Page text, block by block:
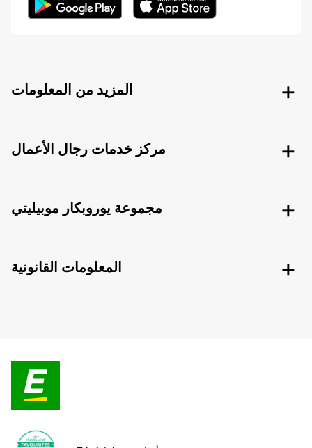
المزيد من المعلومات
مركز خدمات رجال الأعمال
مجموعة يوروبكار موبيليتي
المعلومات القانونية